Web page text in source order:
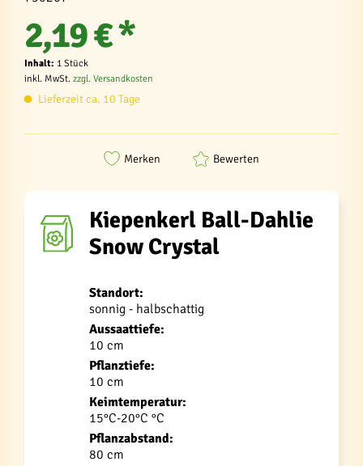
2,19 € *
Inhalt: 1 Stück
inkl. MwSt. zzgl. Versandkosten
Lieferzeit ca. 10 Tage
Merken Bewerten
Kiepenkerl Ball-Dahlie
Snow Crystal
Standort:
sonnig - halbschattig
Aussaattiefe:
10 cm
Pflanztiefe:
10 cm
Keimtemperatur:
15°C-20°C °C
Pflanzabstand:
80 cm